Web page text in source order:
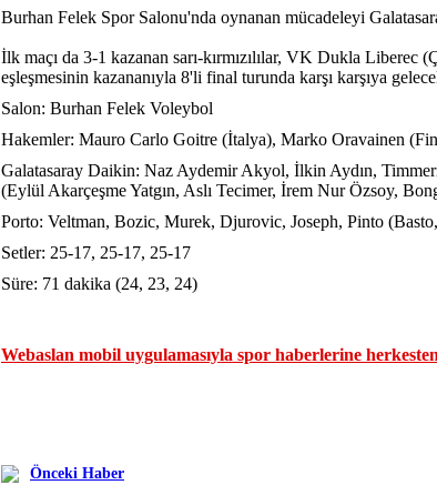
Burhan Felek Spor Salonu'nda oynanan mücadeleyi
İlk maçı da 3-1 kazanan sarı-kırmızılılar, VK Dukla Liberec
eşleşmesinin kazananıyla 8'li final turunda karşı karşıya
Salon: Burhan Felek Voleybol
Hakemler: Mauro Carlo Goitre (İtalya), Marko Oravainen
Galatasaray Daikin: Naz Aydemir Akyol, İlkin Aydın,
(Eylül Akarçeşme Yatgın, Aslı Tecimer, İrem Nur Özsoy,
Porto: Veltman, Bozic, Murek, Djurovic, Joseph, Pinto
Setler: 25-17, 25-17, 25-17
Süre: 71 dakika (24, 23, 24)
Webaslan mobil uygulamasıyla spor haberlerine
Önceki Haber